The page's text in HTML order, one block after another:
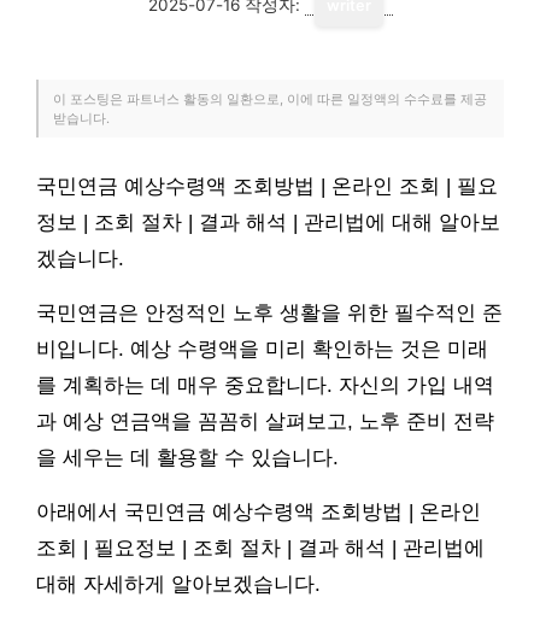
2025-07-16 작성자:
이 포스팅은 파트너스 활동의 일환으로, 이에 따른 일정액의 수수료를 제공
받습니다.
국민연금 예상수령액 조회방법 | 온라인 조회 | 필요
정보 | 조회 절차 | 결과 해석 | 관리법에 대해 알아보
겠습니다.
국민연금은 안정적인 노후 생활을 위한 필수적인 준
비입니다. 예상 수령액을 미리 확인하는 것은 미래
를 계획하는 데 매우 중요합니다. 자신의 가입 내역
과 예상 연금액을 꼼꼼히 살펴보고, 노후 준비 전략
을 세우는 데 활용할 수 있습니다.
아래에서 국민연금 예상수령액 조회방법 | 온라인
조회 | 필요정보 | 조회 절차 | 결과 해석 | 관리법에
대해 자세하게 알아보겠습니다.